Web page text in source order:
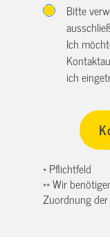
Bitte
Ich
ich
* Pflichtfeld
** Wir
Zuordnung